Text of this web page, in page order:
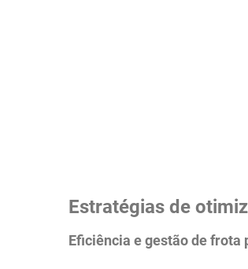
Estratégias de
Eficiência e gestão de frota